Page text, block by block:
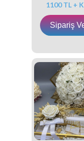
1100 TL +
Sipariş